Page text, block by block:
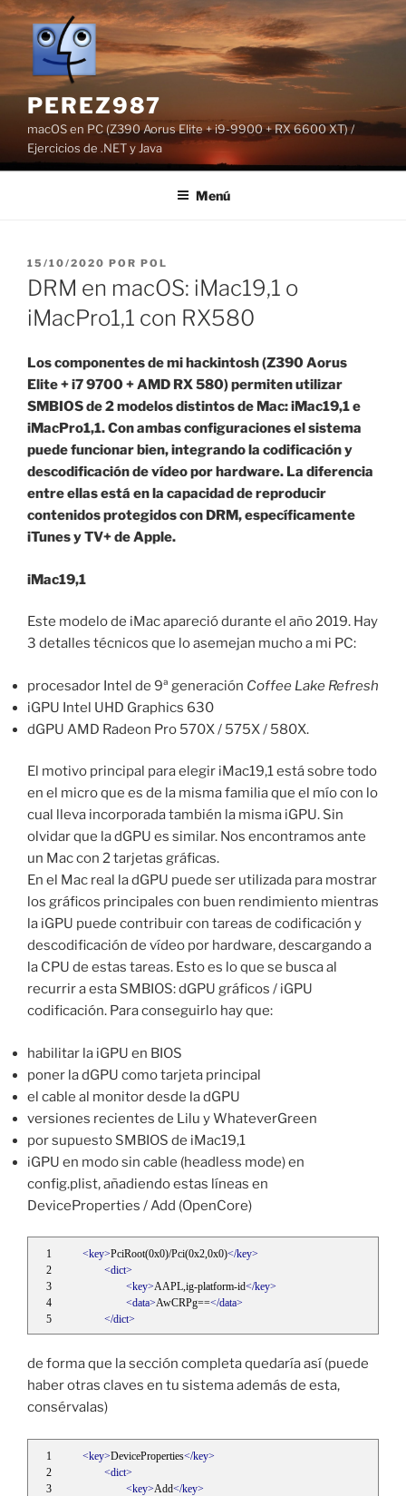
Saltar
contenido
PEREZ987
macOS en PC (Z390 Aorus Elite + i9-9900 + RX 6600 XT) /
Ejercicios de .NET y Java
Menú
PUBLICADO
EL
15/10/2020 POR POL
DRM en macOS: iMac19,1 o
iMacPro1,1 con RX580
Los componentes de mi hackintosh (Z390 Aorus
Elite + i7 9700 + AMD RX 580) permiten utilizar
SMBIOS de 2 modelos distintos de Mac: iMac19,1 e
iMacPro1,1. Con ambas configuraciones el sistema
puede funcionar bien, integrando la codificación y
descodificación de vídeo por hardware. La diferencia
entre ellas está en la capacidad de reproducir
contenidos protegidos con DRM, específicamente
iTunes y TV+ de Apple.
iMac19,1
Este modelo de iMac apareció durante el año 2019. Hay
3 detalles técnicos que lo asemejan mucho a mi PC:
procesador Intel de 9ª generación Coffee Lake Refresh
iGPU Intel UHD Graphics 630
dGPU AMD Radeon Pro 570X / 575X / 580X.
El motivo principal para elegir iMac19,1 está sobre todo
en el micro que es de la misma familia que el mío con lo
cual lleva incorporada también la misma iGPU. Sin
olvidar que la dGPU es similar. Nos encontramos ante
un Mac con 2 tarjetas gráficas.
En el Mac real la dGPU puede ser utilizada para mostrar
los gráficos principales con buen rendimiento mientras
la iGPU puede contribuir con tareas de codificación y
descodificación de vídeo por hardware, descargando a
la CPU de estas tareas. Esto es lo que se busca al
recurrir a esta SMBIOS: dGPU gráficos / iGPU
codificación. Para conseguirlo hay que:
habilitar la iGPU en BIOS
poner la dGPU como tarjeta principal
el cable al monitor desde la dGPU
versiones recientes de Lilu y WhateverGreen
por supuesto SMBIOS de iMac19,1
iGPU en modo sin cable (headless mode) en
config.plist, añadiendo estas líneas en
DeviceProperties / Add (OpenCore)
<key>PciRoot(0x0)/Pci(0x2,0x0)</key>
<dict>
<key>AAPL,ig-platform-id</key>
<data>AwCRPg==</data>
</dict>
de forma que la sección completa quedaría así (puede
haber otras claves en tu sistema además de esta,
consérvalas)
<key>DeviceProperties</key>
<dict>
<key>Add</key>